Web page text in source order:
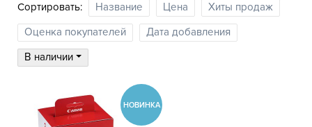
Сортировать: Название Цена
Хиты продаж
Оценка покупателей
Дата добавления
В наличии